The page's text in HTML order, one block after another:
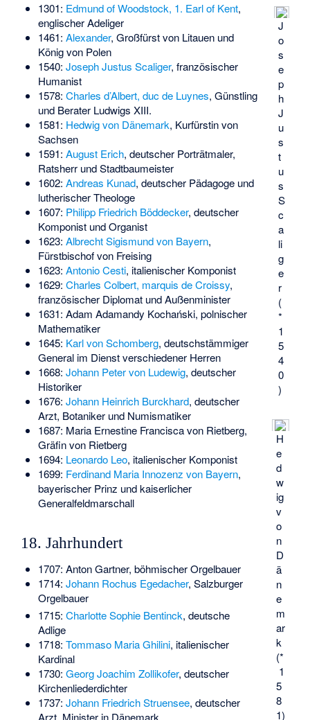
J
o
s
e
p
h
J
u
s
t
u
s
S
c
a
li
g
e
r
(
*
1
5
4
0
)
H
e
d
w
ig
v
o
n
D
ä
n
e
m
ar
k
(*
1
5
8
1)
1301: Edmund of Woodstock, 1. Earl of Kent,
englischer Adeliger
1461: Alexander, Großfürst von Litauen und
König von Polen
1540: Joseph Justus Scaliger, französischer
Humanist
1578: Charles d’Albert, duc de Luynes, Günstling
und Berater Ludwigs XIII.
1581: Hedwig von Dänemark, Kurfürstin von
Sachsen
1591: August Erich, deutscher Porträtmaler,
Ratsherr und Stadtbaumeister
1602: Andreas Kunad, deutscher Pädagoge und
lutherischer Theologe
1607: Philipp Friedrich Böddecker, deutscher
Komponist und Organist
1623: Albrecht Sigismund von Bayern,
Fürstbischof von Freising
1623: Antonio Cesti, italienischer Komponist
1629: Charles Colbert, marquis de Croissy,
französischer Diplomat und Außenminister
1631: Adam Adamandy Kochański, polnischer
Mathematiker
1645: Karl von Schomberg, deutschstämmiger
General im Dienst verschiedener Herren
1668: Johann Peter von Ludewig, deutscher
Historiker
1676: Johann Heinrich Burckhard, deutscher
Arzt, Botaniker und Numismatiker
1687: Maria Ernestine Francisca von Rietberg,
Gräfin von Rietberg
1694: Leonardo Leo, italienischer Komponist
1699: Ferdinand Maria Innozenz von Bayern,
bayerischer Prinz und kaiserlicher
Generalfeldmarschall
18. Jahrhundert
1707: Anton Gartner, böhmischer Orgelbauer
1714: Johann Rochus Egedacher, Salzburger
Orgelbauer
1715: Charlotte Sophie Bentinck, deutsche
Adlige
1718: Tommaso Maria Ghilini, italienischer
Kardinal
1730: Georg Joachim Zollikofer, deutscher
Kirchenliederdichter
1737: Johann Friedrich Struensee, deutscher
Arzt, Minister in Dänemark